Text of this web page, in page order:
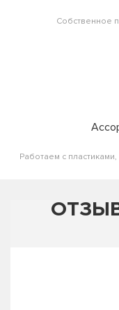
Собственное
Работаем с